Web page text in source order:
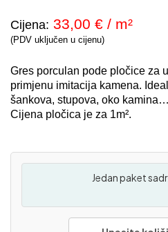
Cijena: 33,00 € / m²
(PDV uključen u cijenu)
Gres porculan pode pločice za
primjenu imitacija kamena.
šankova, stupova, oko kamina…
Cijena pločica je za 1m².
Jedan paket